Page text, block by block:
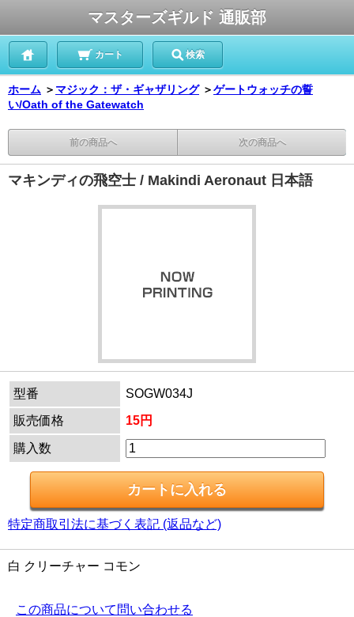
マスターズギルド 通販部
カート 検索
ホーム ＞ マジック：ザ・ギャザリング ＞ゲートウォッチの誓
い/Oath of the Gatewatch
前の商品へ 次の商品へ
マキンディの飛空士 / Makindi Aeronaut 日本語
型番
SOGW034J
販売価格
15円
購入数
特定商取引法に基づく表記 (返品など)
白 クリーチャー コモン
この商品について問い合わせる